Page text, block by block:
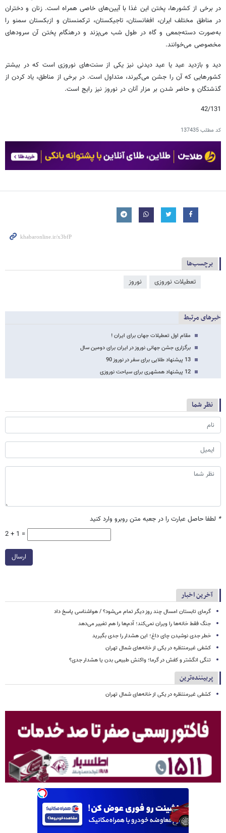
در برخی از کشورها، پختن این غذا با آیین‌های خاصی همراه است. زنان و دختران
در مناطق مختلف ایران، افغانستان، تاجیکستان، ترکمنستان و ازبکستان سمنو را
به‌صورت دسته‌جمعی و گاه در طول شب می‌پزند و درهنگام پختن آن سرودهای
مخصوصی می‌خوانند.
دید و بازدید عید یا عید دیدنی نیز یکی از سنت‌های نوروزی است که در بیشتر
کشورهایی که آن را جشن می‌گیرند، متداول است. در برخی از مناطق، یاد کردن از
گذشتگان و حاضر شدن بر مزار آنان در نوروز نیز رایج است.
42/131
کد مطلب137435
برچسب‌ها
تعطیلات نوروزی نوروز
خبرهای مرتبط
مقام اول تعطیلات جهان برای ایران !
برگزاری جشن جهانی نوروز در ایران برای دومین سال
13 پیشنهاد طلایی برای سفر در نوروز 90
12 پیشنهاد همشهری برای سیاحت نوروزی
نظر شما
* لطفا حاصل عبارت را در جعبه متن روبرو وارد کنید
2 + 1 =
ارسال
آخرین اخبار
گرمای تابستان امسال چند روز دیگر تمام می‌شود؟ / هواشناسی پاسخ داد
جنگ فقط خانه‌ها را ویران نمی‌کند؛ آدم‌ها را هم تغییر می‌دهد
خطر جدی نوشیدن چای داغ؛ این هشدار را جدی بگیرید
کشفی غیرمنتظره در یکی از خانه‌های شمال تهران
تنگی انگشتر و کفش در گرما؛ واکنش طبیعی بدن یا هشدار جدی؟
پربیننده‌ترین
کشفی غیرمنتظره در یکی از خانه‌های شمال تهران